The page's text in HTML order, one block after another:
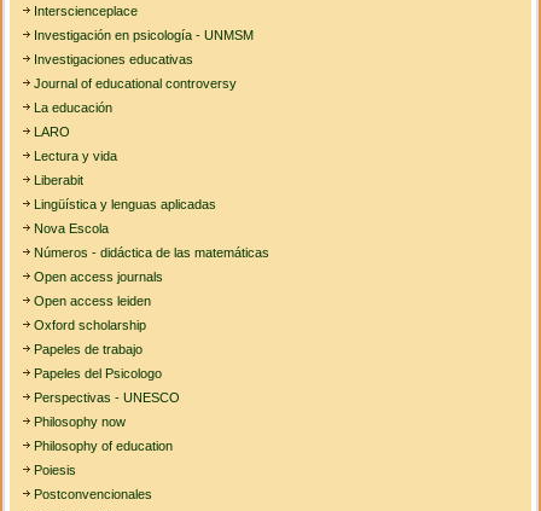
Interscienceplace
Investigación en psicología - UNMSM
Investigaciones educativas
Journal of educational controversy
La educación
LARO
Lectura y vida
Liberabit
Lingüística y lenguas aplicadas
Nova Escola
Números - didáctica de las matemáticas
Open access journals
Open access leiden
Oxford scholarship
Papeles de trabajo
Papeles del Psicologo
Perspectivas - UNESCO
Philosophy now
Philosophy of education
Poiesis
Postconvencionales